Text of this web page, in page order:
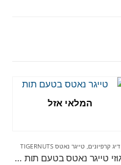
המלאי אזל
דיג קרפיונים טייגר נאטס TIGERNUTS
אגוזי טייגר נאטס בטעם תות 370 ML